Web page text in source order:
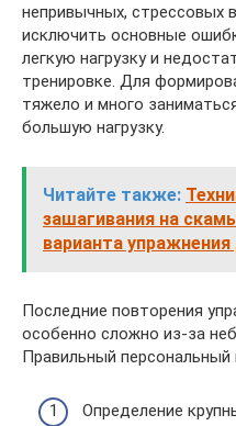
непривычных, стрессовых
исключить основные
легкую нагрузку и
тренировке. Для
тяжело и много
большую нагрузку.
Читайте также:
зашагивания на
варианта
Последние повторения
особенно сложно из-за
Правильный
Определение